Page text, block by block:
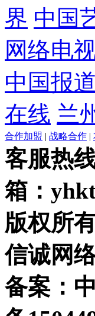
界 中国
网络电
中国报
在线 兰
合作加盟 | 战略合作 |
客服热
箱：
版权所
信诚网
备案：